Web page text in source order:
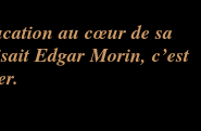
au cœur de sa
Edgar Morin, c’est